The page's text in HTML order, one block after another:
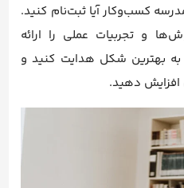
کسب‌وکار آیا ثبت‌نام کنید.
و تجربیات عملی را ارائه
بهترین شکل هدایت کنید و
دهید.